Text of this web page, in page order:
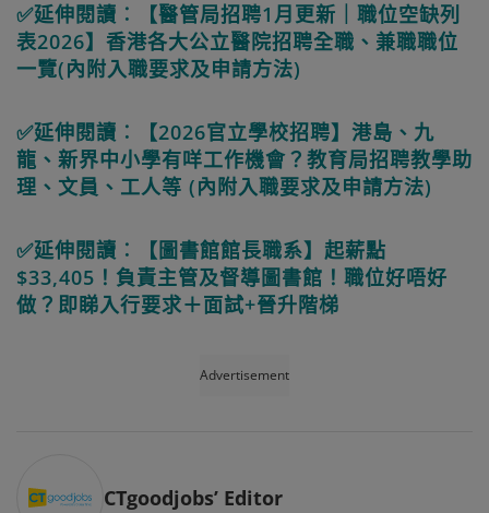
✅延伸閱讀︰【醫管局招聘1月更新｜職位空缺列
表2026】香港各大公立醫院招聘全職、兼職職位
一覽(內附入職要求及申請方法)
✅延伸閱讀︰【2026官立學校招聘】港島、九
龍、新界中小學有咩工作機會？教育局招聘教學助
理、文員、工人等 (內附入職要求及申請方法)
✅延伸閱讀︰【圖書館館長職系】起薪點
$33,405！負責主管及督導圖書館！職位好唔好
做？即睇入行要求＋面試+晉升階梯
Advertisement
CTgoodjobs’ Editor